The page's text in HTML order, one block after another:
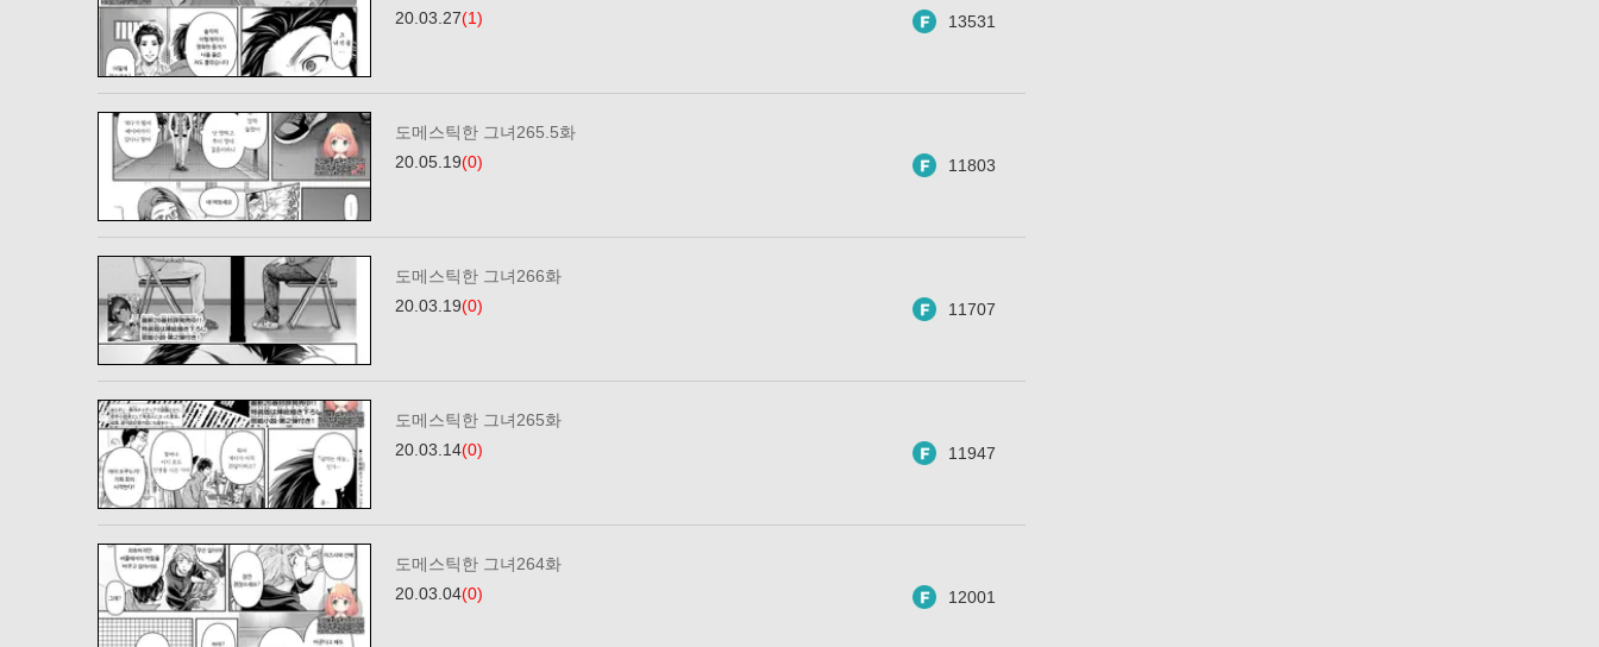
20.03.27(1) 13531
도메스틱한 그녀265.5화
20.05.19(0) 11803
도메스틱한 그녀266화
20.03.19(0) 11707
도메스틱한 그녀265화
20.03.14(0) 11947
도메스틱한 그녀264화
20.03.04(0) 12001